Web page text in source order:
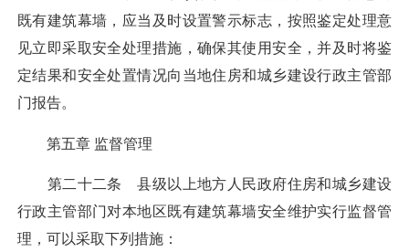
既有建筑幕墙，应当及时设置警示标志，按照鉴定处理意
见立即采取安全处理措施，确保其使用安全，并及时将鉴
定结果和安全处置情况向当地住房和城乡建设行政主管部
门报告。
第五章 监督管理
第二十二条 县级以上地方人民政府住房和城乡建设
行政主管部门对本地区既有建筑幕墙安全维护实行监督管
理，可以采取下列措施：